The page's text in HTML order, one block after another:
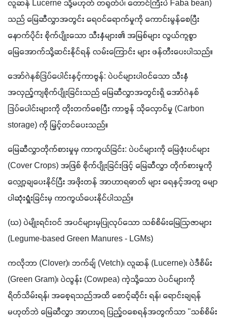
လူဆန် Lucerne သို့မဟုတ် တရုတ်ပဲ၊ တောင်ကြီးပဲ Faba bean)
သည် မြေဆီလွှာအတွင်း ရေဝင်ရောက်မှုကို ကောင်းမွန်စေပြီး
နောက်ပိုင်း စိုက်ပျိုးသော သီးနှံများ၏ အမြစ်များ လွယ်ကူစွာ
မြေအောက်သို့ဆင်းနိုင်ရန် လမ်းကြောင်း များ ဖန်တီးပေးပါသည်။
အော်ဂဲနစ်ဒြပ်ပေါင်းနှင့်ကာဗွန်: ပဲပင်များပါဝင်သော သီးနှံ
အလှည့်ကျစိုက်ပျိုးခြင်းသည် မြေဆီလွှာအတွင်းရှိ အော်ဂဲနစ်
ဒြပ်ပေါင်းများကို တိုးတက်စေပြီး ကာဗွန် သိုလှောင်မှု (Carbon
storage) ကို မြှင့်တင်ပေးသည်။
မြေဆီလွှာတိုက်စားမှုမှ ကာကွယ်ခြင်း: ပဲပင်များကို မြေဖုံးပင်များ
(Cover Crops) အဖြစ် စိုက်ပျိုးခြင်းဖြင့် မြေဆီလွှာ တိုက်စားမှုကို
လျှော့ချပေးနိုင်ပြီး အဖိုးတန် အာဟာရဓာတ် များ ရေနှင့်အတူ မျော
ပါဆုံးရှုံးခြင်းမှ ကာကွယ်ပေးနိုင်ပါသည်။
(ဃ) ပဲမျိုးရင်းဝင် အပင်များမှပြုလုပ်သော သစ်စိမ်းမြေဩဇာများ
(Legume-based Green Manures - LGMs)
ကလိုဘာ (Clover)၊ ဘက်ချ် (Vetch)၊ လူဆန် (Lucerne)၊ ပဲဒီစိမ်း
(Green Gram)၊ ပဲလွန်း (Cowpea) ကဲ့သို့သော ပဲပင်များကို
ရိတ်သိမ်းရန်၊ အစေ့ရသည်အထိ စောင့်ဆိုင်း ရန်၊ ရောင်းချရန်
မဟုတ်ဘဲ မြေဆီလွှာ အာဟာရ ပြည့်ဝစေရန်အတွက်သာ "သစ်စိမ်း